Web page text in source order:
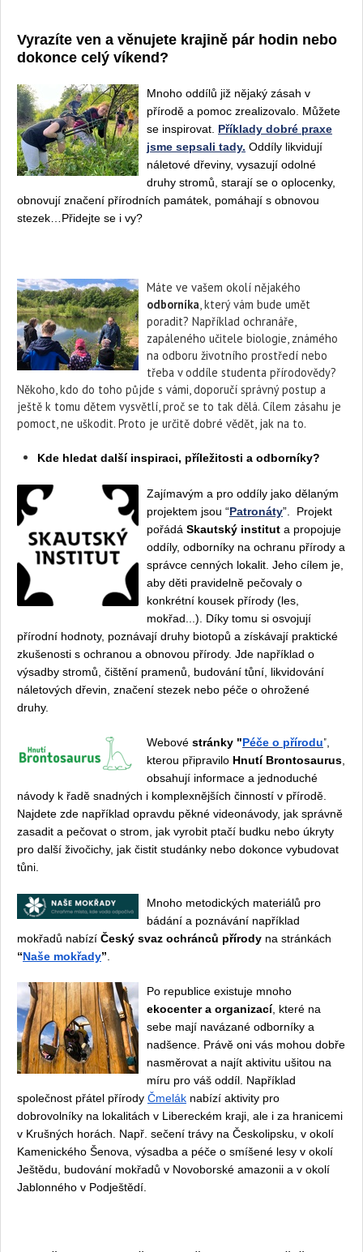
Vyrazíte ven a věnujete krajině pár hodin nebo
dokonce celý víkend?
Mnoho oddílů již nějaký zásah v
přírodě a pomoc zrealizovalo. Můžete
se inspirovat. Příklady dobré praxe
jsme sepsali tady. Oddíly likvidují
náletové dřeviny, vysazují odolné
druhy stromů, starají se o oplocenky,
obnovují značení přírodních památek, pomáhají s obnovou
stezek…Přidejte se i vy?
Máte ve vašem okolí nějakého
odborníka , který vám bude umět
poradit? Například ochranáře,
zapáleného učitele biologie, známého
na odboru životního prostředí nebo
třeba v oddíle studenta přírodovědy?
Někoho, kdo do toho půjde s vámi, doporučí správný postup a
ještě k tomu dětem vysvětlí, proč se to tak dělá. Cílem zásahu je
pomoct, ne uškodit. Proto je určitě dobré vědět, jak na to.
Kde hledat další inspiraci, příležitosti a odborníky?
Zajímavým a pro oddíly jako dělaným
projektem jsou “Patronáty”. Projekt
pořádá Skautský institut a propojuje
oddíly, odborníky na ochranu přírody a
správce cenných lokalit. Jeho cílem je,
aby děti pravidelně pečovaly o
konkrétní kousek přírody (les,
mokřad...). Díky tomu si osvojují
přírodní hodnoty, poznávají druhy biotopů a získávají praktické
zkušenosti s ochranou a obnovou přírody. Jde například o
výsadby stromů, čištění pramenů, budování tůní, likvidování
náletových dřevin, značení stezek nebo péče o ohrožené
druhy.
Webové stránky "Péče o přírodu",
kterou připravilo Hnutí Brontosaurus,
obsahují informace a jednoduché
návody k řadě snadných i komplexnějších činností v přírodě.
Najdete zde například opravdu pěkné videonávody, jak správně
zasadit a pečovat o strom, jak vyrobit ptačí budku nebo úkryty
pro další živočichy, jak čistit studánky nebo dokonce vybudovat
tůni.
Mnoho metodických materiálů pro
bádání a poznávání například
mokřadů nabízí Český svaz ochránců přírody na stránkách
“Naše mokřady”
Po republice existuje mnoho
ekocenter a organizací, které na
sebe mají navázané odborníky a
nadšence. Právě oni vás mohou dobře
nasměrovat a najít aktivitu ušitou na
míru pro váš oddíl. Například
společnost přátel přírody Čmelák nabízí aktivity pro
dobrovolníky na lokalitách v Libereckém kraji, ale i za hranicemi
v Krušných horách. Např. sečení trávy na Českolipsku, v okolí
Kamenického Šenova, výsadba a péče o smíšené lesy v okolí
Ještědu, budování mokřadů v Novoborské amazonii a v okolí
Jablonného v Podještědí.